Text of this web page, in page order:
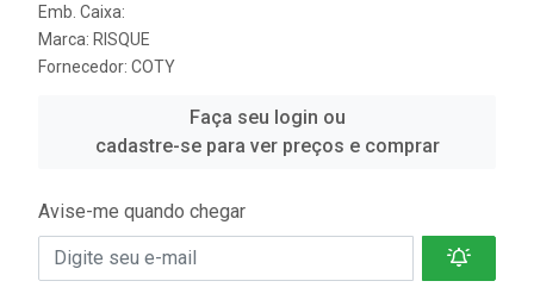
Emb. Caixa:
Marca: RISQUE
Fornecedor: COTY
Faça seu login ou
cadastre-se para ver preços e comprar
Avise-me quando chegar